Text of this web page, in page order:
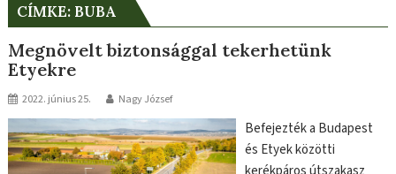
CÍMKE: BUBA
Megnövelt biztonsággal tekerhetünk
Etyekre
2022. június 25. Nagy József
Befejezték a Budapest
és Etyek közötti